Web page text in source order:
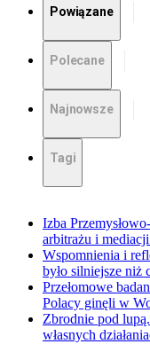
Powiązane
Polecane
Najnowsze
Tagi
Izba
arbitrażu i
Wspomnienia i
było silniejsze niż
Przełomowe
Polacy ginęli w
Zbrodnie pod
własnych